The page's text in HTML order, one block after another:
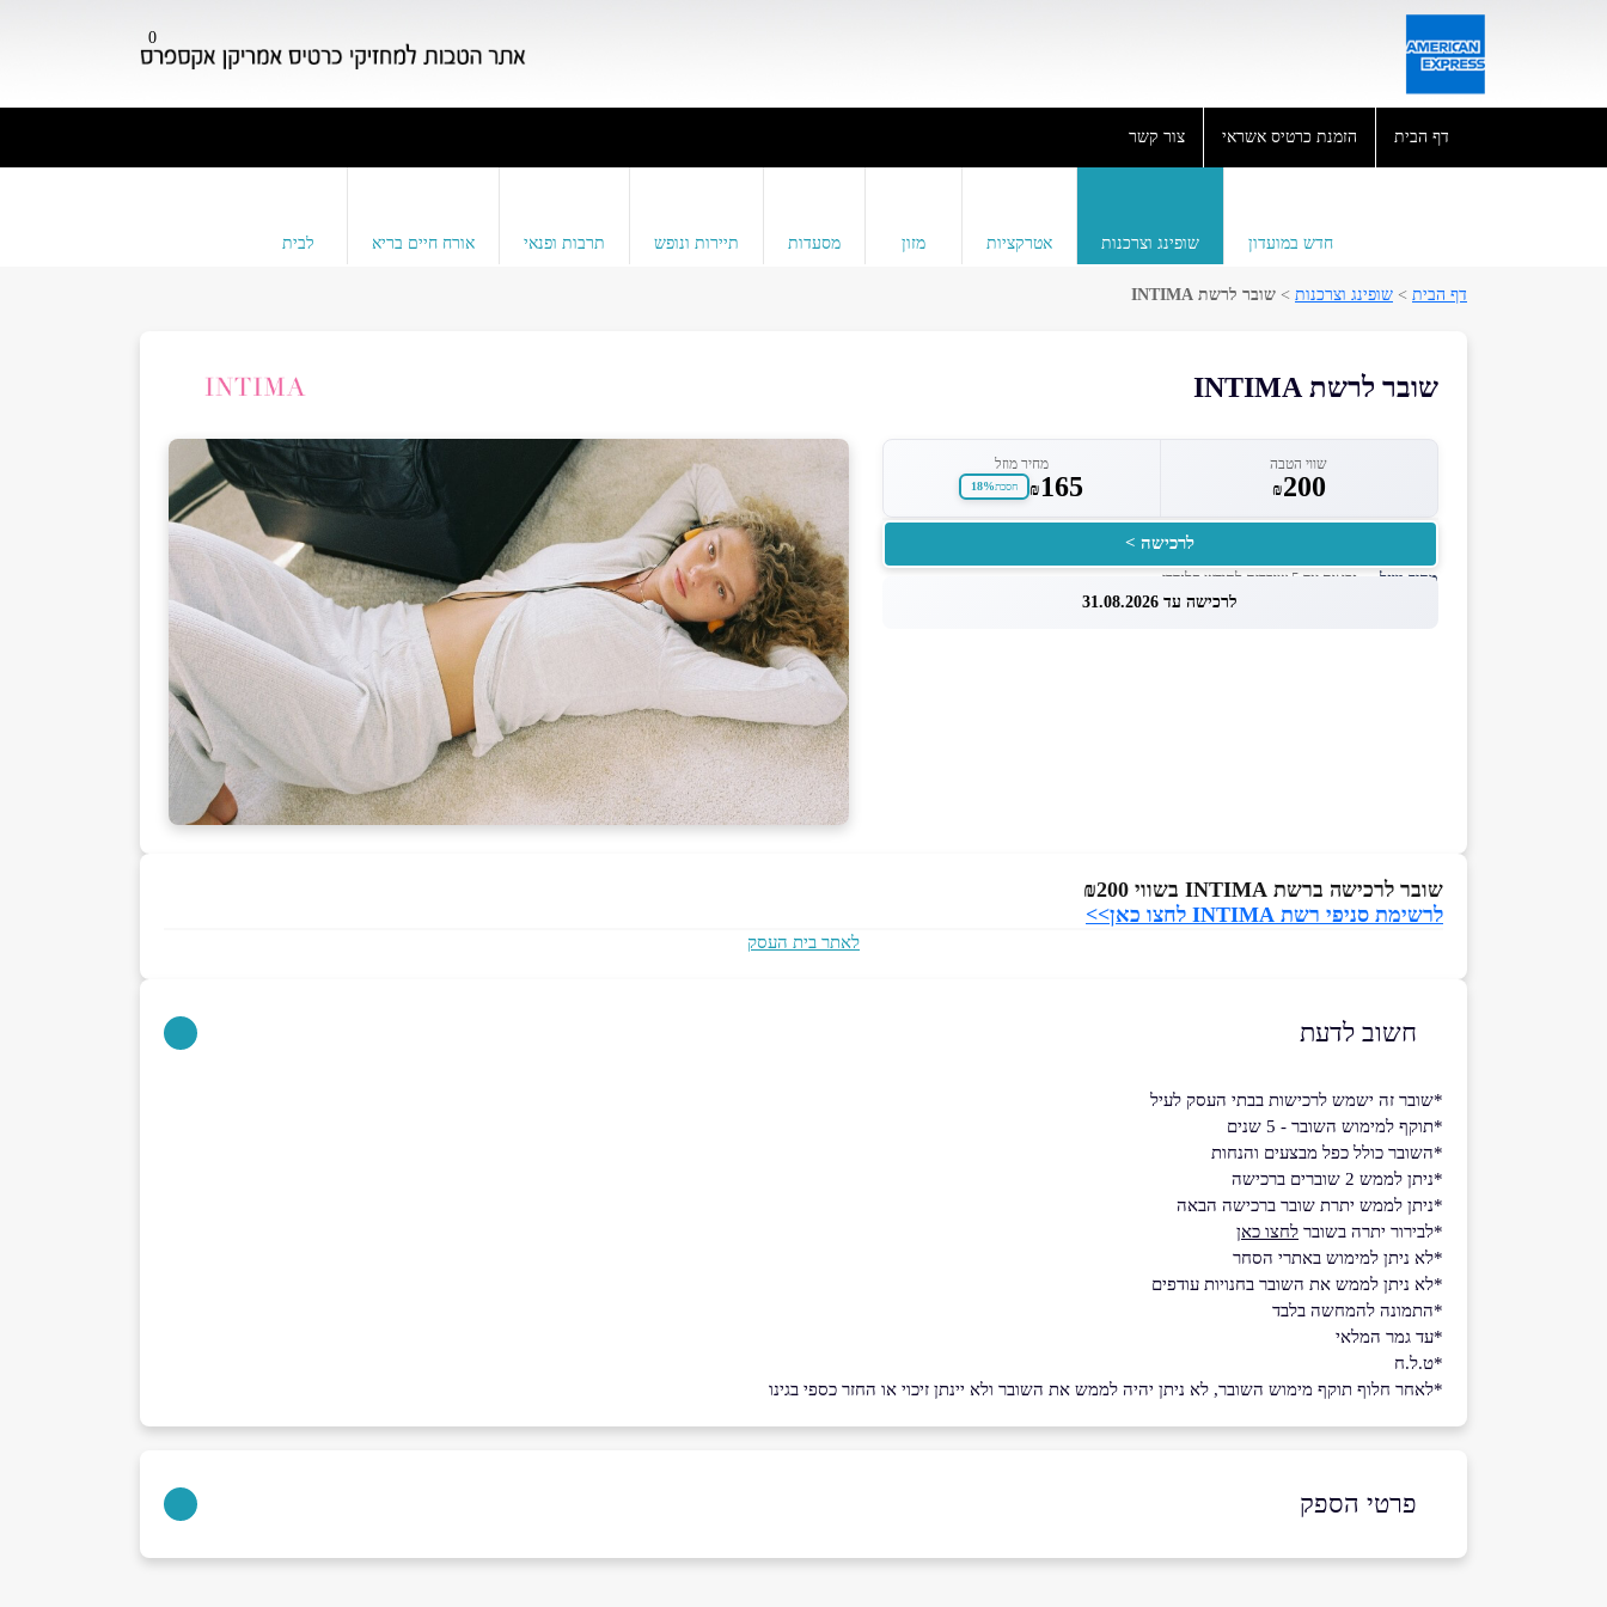
0
דף הבית הזמנת כרטיס אשראי צור קשר
חדש במועדון שופינג וצרכנות אטרקציות מזון מסעדות תיירות ונופש תרבות ופנאי אורח חיים בריא לבית
דף הבית > שופינג וצרכנות > שובר לרשת INTIMA
שובר לרשת INTIMA
שווי הטבה
₪200
מחיר מוזל
₪ 165 חסכת18%
לרכישה >
מחיר מוזל— זכאות עד 5 שוברים לחודש קלנדרי
לרכישה עד 31.08.2026
שובר לרכישה ברשת INTIMA בשווי ₪200
לרשימת סניפי רשת INTIMA לחצו כאן>>
לאתר בית העסק
חשוב לדעת
*שובר זה ישמש לרכישות בבתי העסק לעיל
*תוקף למימוש השובר - 5 שנים
*השובר כולל כפל מבצעים והנחות
*ניתן לממש 2 שוברים ברכישה
*ניתן לממש יתרת שובר ברכישה הבאה
*לבירור יתרה בשובר לחצו כאן
*לא ניתן למימוש באתרי הסחר
*לא ניתן לממש את השובר בחנויות עודפים
*התמונה להמחשה בלבד
*עד גמר המלאי
*ט.ל.ח
*לאחר חלוף תוקף מימוש השובר, לא ניתן יהיה לממש את השובר ולא יינתן זיכוי או החזר כספי בגינו
פרטי הספק